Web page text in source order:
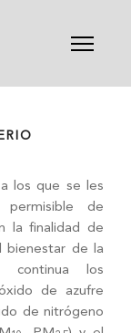
los que se les
de
la finalidad de
bienestar de la
continua los
de azufre
de nitrógeno